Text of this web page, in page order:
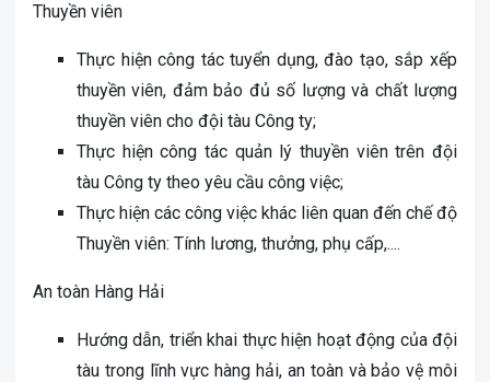
Thuyền viên
Thực hiện công tác tuyển dụng, đào tạo, sắp xếp
thuyền viên, đảm bảo đủ số lượng và chất lượng
thuyền viên cho đội tàu Công ty;
Thực hiện công tác quản lý thuyền viên trên đội
tàu Công ty theo yêu cầu công việc;
Thực hiện các công việc khác liên quan đến chế độ
Thuyền viên: Tính lương, thưởng, phụ cấp,....
An toàn Hàng Hải
Hướng dẫn, triển khai thực hiện hoạt động của đội
tàu trong lĩnh vực hàng hải, an toàn và bảo vệ môi